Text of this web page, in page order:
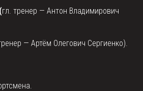
гл. тренер — Антон Владимирович
— Артём Олегович Сергиенко).